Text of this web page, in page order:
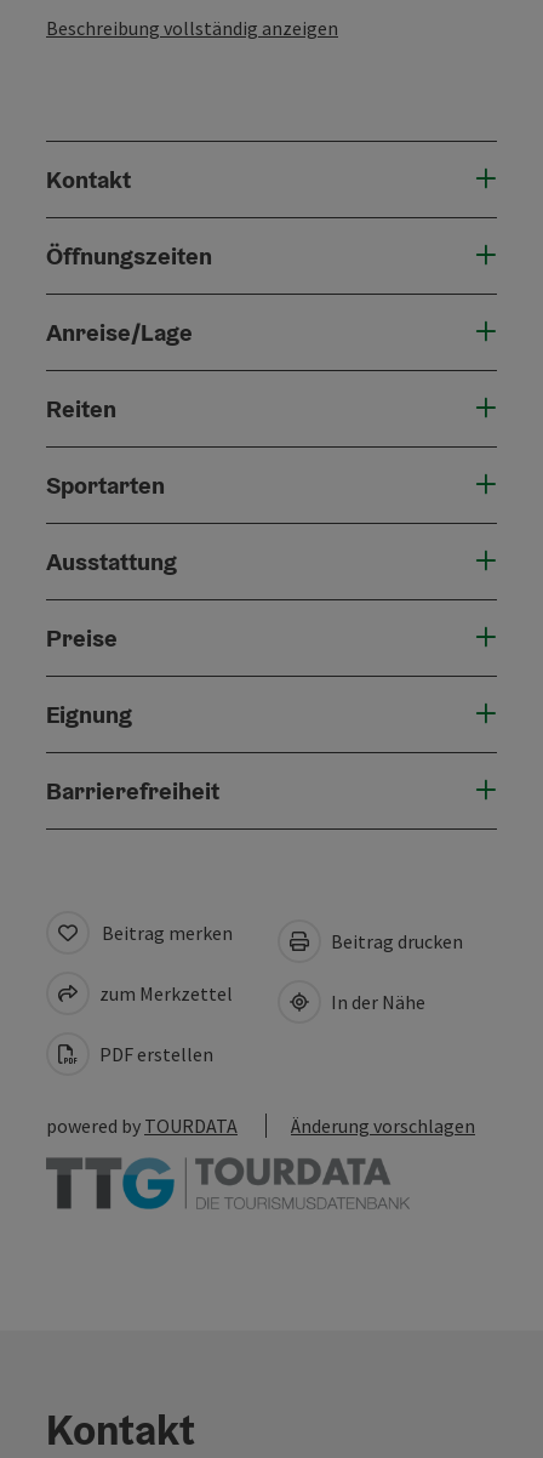
Beschreibung vollständig anzeigen
Kontakt
Öffnungszeiten
Anreise/Lage
Reiten
Sportarten
Ausstattung
Preise
Eignung
Barrierefreiheit
Beitrag merken
zum Merkzettel
PDF erstellen
Beitrag drucken
In der Nähe
powered by TOURDATA Änderung vorschlagen
Kontakt